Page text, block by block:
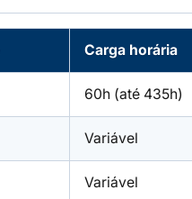
Carga horária
60h (até 435h)
Variável
Variável